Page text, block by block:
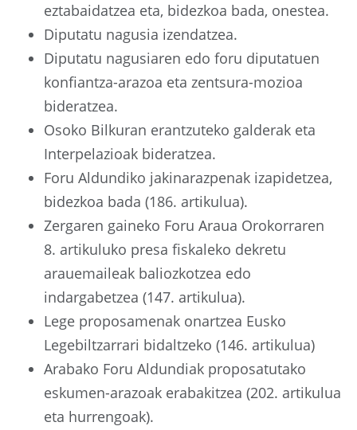
eztabaidatzea eta, bidezkoa bada, onestea.
Diputatu nagusia izendatzea.
Diputatu nagusiaren edo foru diputatuen
konfiantza-arazoa eta zentsura-mozioa
bideratzea.
Osoko Bilkuran erantzuteko galderak eta
Interpelazioak bideratzea.
Foru Aldundiko jakinarazpenak izapidetzea,
bidezkoa bada (186. artikulua).
Zergaren gaineko Foru Araua Orokorraren
8. artikuluko presa fiskaleko dekretu
arauemaileak baliozkotzea edo
indargabetzea (147. artikulua).
Lege proposamenak onartzea Eusko
Legebiltzarrari bidaltzeko (146. artikulua)
Arabako Foru Aldundiak proposatutako
eskumen-arazoak erabakitzea (202. artikulua
eta hurrengoak).